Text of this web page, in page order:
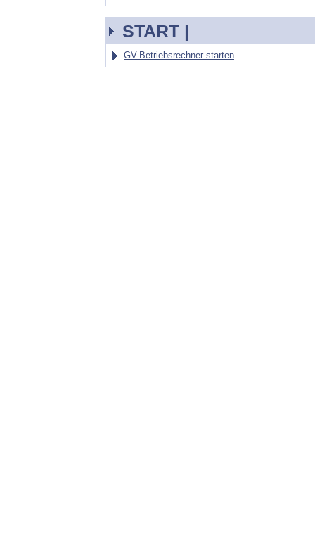
START |